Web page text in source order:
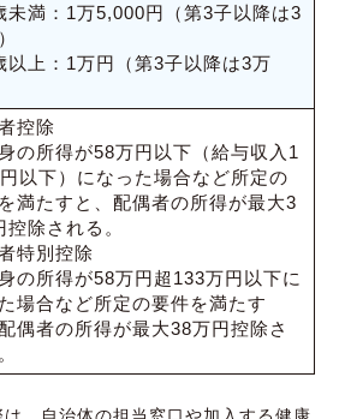
未満：1万5,000円（第3子以降は3
以上：1万円（第3子以降は3万
控除
身の所得が58万円以下（給与収入1
以下）になった場合など所定の
満たすと、配偶者の所得が最大3
控除される。
特別控除
身の所得が58万円超133万円以下に
場合など所定の要件を満たす
偶者の所得が最大38万円控除さ